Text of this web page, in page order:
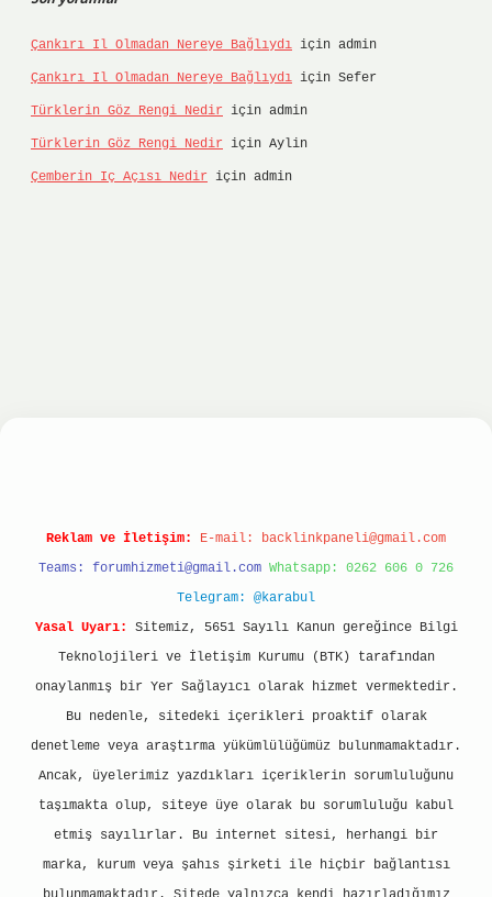
Çankırı Il Olmadan Nereye Bağlıydı için admin
Çankırı Il Olmadan Nereye Bağlıydı için Sefer
Türklerin Göz Rengi Nedir için admin
Türklerin Göz Rengi Nedir için Aylin
Çemberin Iç Açısı Nedir için admin
Reklam ve İletişim: E-mail: backlinkpaneli@gmail.com
Teams: forumhizmeti@gmail.com Whatsapp: 0262 606 0 726
Telegram: @karabul
Yasal Uyarı:
Sitemiz, 5651 Sayılı Kanun gereğince Bilgi
Teknolojileri ve İletişim Kurumu (BTK) tarafından
onaylanmış bir Yer Sağlayıcı olarak hizmet vermektedir.
Bu nedenle, sitedeki içerikleri proaktif olarak
denetleme veya araştırma yükümlülüğümüz bulunmamaktadır.
Ancak, üyelerimiz yazdıkları içeriklerin sorumluluğunu
taşımakta olup, siteye üye olarak bu sorumluluğu kabul
etmiş sayılırlar. Bu internet sitesi, herhangi bir
marka, kurum veya şahıs şirketi ile hiçbir bağlantısı